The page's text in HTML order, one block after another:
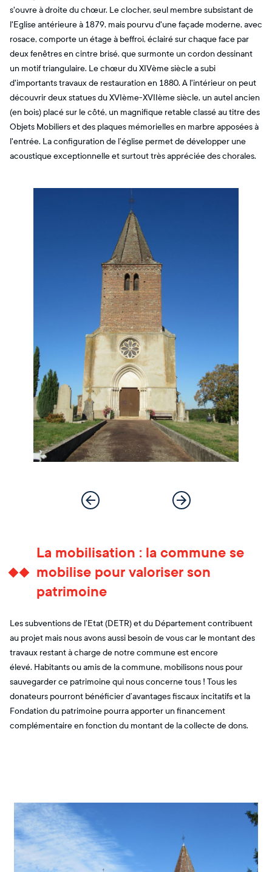
s'ouvre à droite du chœur. Le clocher, seul membre subsistant de
l'Eglise antérieure à 1879, mais pourvu d'une façade moderne, avec
rosace, comporte un étage à beffroi, éclairé sur chaque face par
deux fenêtres en cintre brisé, que surmonte un cordon dessinant
un motif triangulaire. Le chœur du XIVème siècle a subi
d'importants travaux de restauration en 1880. A l'intérieur on peut
découvrir deux statues du XVIème-XVIIème siècle, un autel ancien
(en bois) placé sur le côté, un magnifique retable classé au titre des
Objets Mobiliers et des plaques mémorielles en marbre apposées à
l'entrée. La configuration de l’église permet de développer une
acoustique exceptionnelle et surtout très appréciée des chorales.
La mobilisation : la commune se
mobilise pour valoriser son
patrimoine
Les subventions de l’Etat (DETR) et du Département contribuent
au projet mais nous avons aussi besoin de vous car le montant des
travaux restant à charge de notre commune est encore
élevé. Habitants ou amis de la commune, mobilisons nous pour
sauvegarder ce patrimoine qui nous concerne tous ! Tous les
donateurs pourront bénéficier d’avantages fiscaux incitatifs et la
Fondation du patrimoine pourra apporter un financement
complémentaire en fonction du montant de la collecte de dons.